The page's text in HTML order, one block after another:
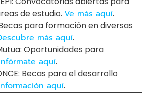
de estudio. Ve más aquí.
para formación en diversas
más aquí.
Oportunidades para
Infórmate aquí.
Becas para el desarrollo
aquí.